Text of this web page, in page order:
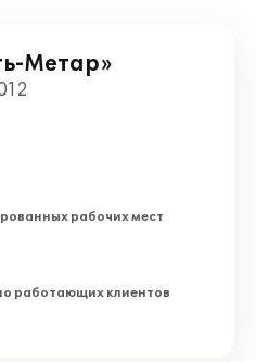
Метар»
рабочих мест
работающих клиентов